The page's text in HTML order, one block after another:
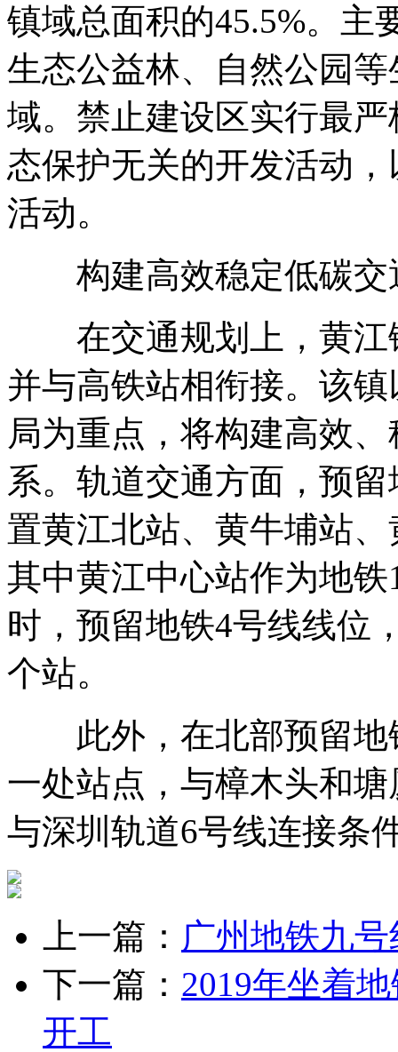
镇域总面积的45.5%。主
生态公益林、自然公园
域。禁止建设区实行最
态保护无关的开发活动
活动。
构建高效稳定低碳交
在交通规划上，黄江
并与高铁站相衔接。该
局为重点，将构建高效
系。轨道交通方面，预
置黄江北站、黄牛埔站
其中黄江中心站作为地
时，预留地铁4号线线位
个站。
此外，在北部预留地
一处站点，与樟木头和
与深圳轨道6号线连接条
上一篇： 广州地铁九
下一篇： 2019年坐着
开工